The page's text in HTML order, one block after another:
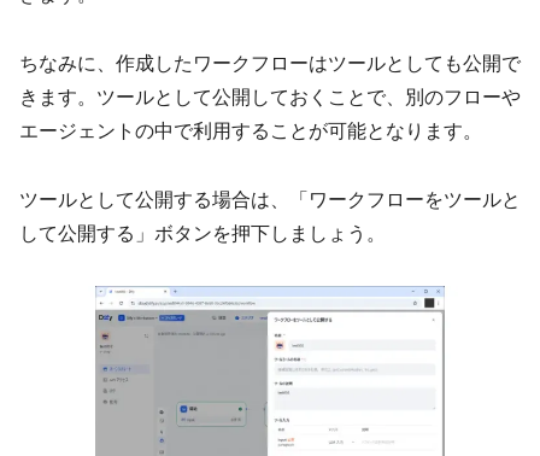
ちなみに、作成したワークフローはツールとしても公開で
きます。ツールとして公開しておくことで、別のフローや
エージェントの中で利用することが可能となります。
ツールとして公開する場合は、「ワークフローをツールと
して公開する」ボタンを押下しましょう。